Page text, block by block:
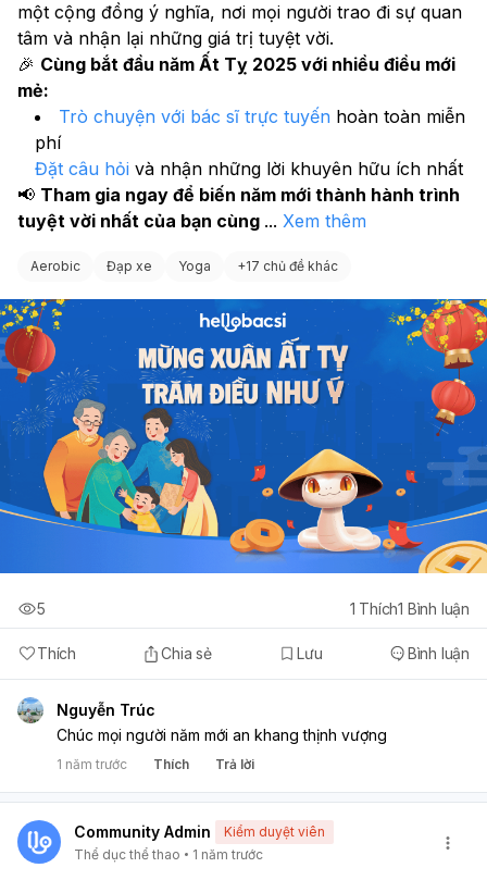
một cộng đồng ý nghĩa, nơi mọi người trao đi sự quan
tâm và nhận lại những giá trị tuyệt vời.
🎉 Cùng bắt đầu năm Ất Tỵ 2025 với nhiều điều mới
mẻ:
Trò chuyện với bác sĩ trực tuyến hoàn toàn miễn
phí
Đặt câu hỏi và nhận những lời khuyên hữu ích nhất
📢 Tham gia ngay để biến năm mới thành hành trình
tuyệt vời nhất của bạn cùng ... Xem thêm
Aerobic Đạp xe Yoga +17 chủ đề khác
Thích Chia sẻ Lưu Bình luận
5 1 Thích1 Bình luận
Nguyễn Trúc
Chúc mọi người năm mới an khang thịnh vượng
1 năm trước Thích Trả lời
Community Admin
Kiểm duyệt viên
Thể dục thể thao
1 năm trước